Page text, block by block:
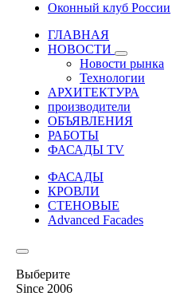
Оконный клуб России
ГЛАВНАЯ
НОВОСТИ
Новости рынка
Технологии
АРХИТЕКТУРА
производители
ОБЪЯВЛЕНИЯ
РАБОТЫ
ФАСАДЫ TV
ФАСАДЫ
КРОВЛИ
СТЕНОВЫЕ
Advanced Facades
Выберите
Since 2006